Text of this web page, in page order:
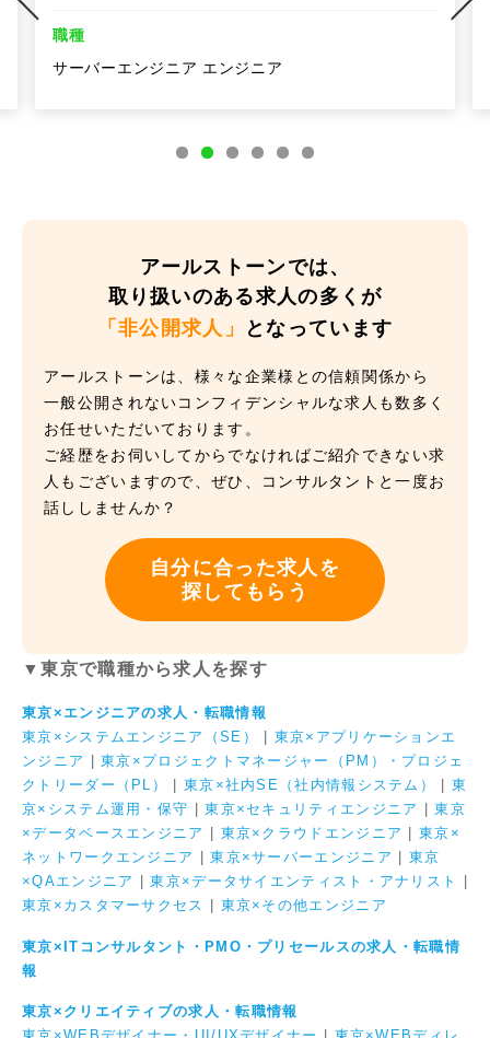
職種
サーバーエンジニア エンジニア
アールストーンでは、
取り扱いのある求人の多くが
「非公開求人」
となっています
アールストーンは、様々な企業様との信頼関係から
一般公開されないコンフィデンシャルな求人も数多く
お任せいただいております。
ご経歴をお伺いしてからでなければご紹介できない求
人もございますので、ぜひ、コンサルタントと一度お
話ししませんか？
自分に合った求人を
探してもらう
▼東京で職種から求人を探す
東京×エンジニアの求人・転職情報
東京×システムエンジニア（SE）
東京×アプリケーションエ
ンジニア
|東京×プロジェクトマネージャー（PM）・プロジェ
クトリーダー（PL）
東京×社内SE（社内情報システム）
東
京×システム運用・保守 |東京×セキュリティエンジニア |東京
×データベースエンジニア
東京×クラウドエンジニア |東京×
ネットワークエンジニア
|東京×サーバーエンジニア
東京
×QAエンジニア
|東京×データサイエンティスト・アナリスト
東京×カスタマーサクセス
東京×その他エンジニア
東京×ITコンサルタント・PMO・プリセールスの求人・転職情
報
東京×クリエイティブの求人・転職情報